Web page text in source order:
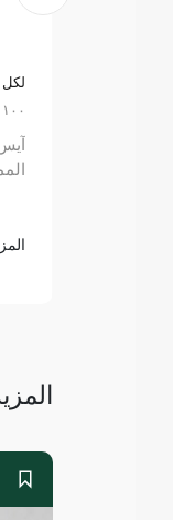
لكل
4.95 ١٠٠ مل